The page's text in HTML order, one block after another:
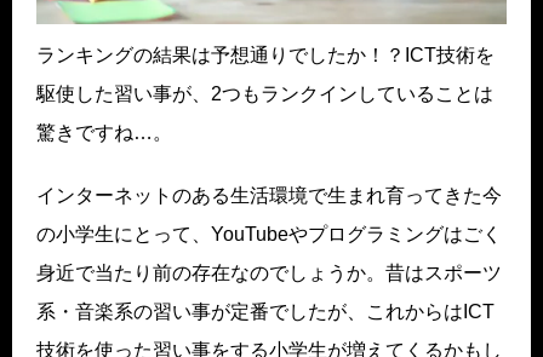
ランキングの結果は予想通りでしたか！？ICT技術を
駆使した習い事が、2つもランクインしていることは
驚きですね…。
インターネットのある生活環境で生まれ育ってきた今
の小学生にとって、YouTubeやプログラミングはごく
身近で当たり前の存在なのでしょうか。昔はスポーツ
系・音楽系の習い事が定番でしたが、これからはICT
技術を使った習い事をする小学生が増えてくるかもし